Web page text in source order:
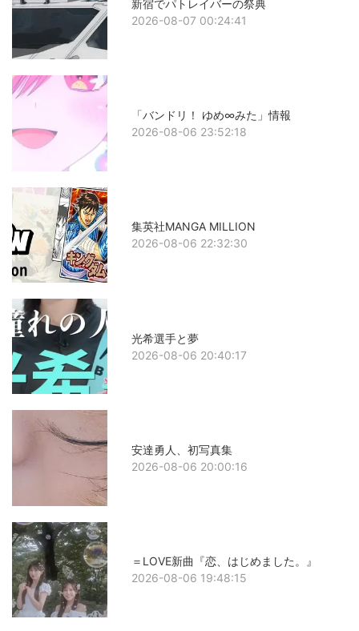
新宿でパトレイバーの祭典
2026-08-07 00:24:41
「バンドリ！ ゆめ∞みた」情報
2026-08-06 23:52:18
集英社MANGA MILLION
2026-08-06 22:32:30
光希選手と夢
2026-08-06 20:40:17
安達勇人、初写真集
2026-08-06 20:00:16
＝LOVE新曲『恋、はじめました。』
2026-08-06 19:48:15